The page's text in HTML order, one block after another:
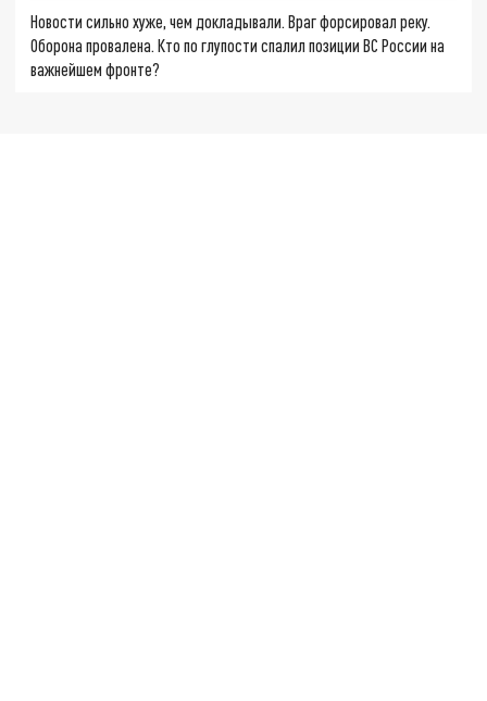
Новости сильно хуже, чем докладывали. Враг форсировал реку.
Оборона провалена. Кто по глупости спалил позиции ВС России на
важнейшем фронте?